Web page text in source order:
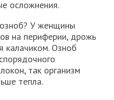
осложнения.
У женщины
на периферии, дрожь
калачиком. Озноб
так организм
тепла.